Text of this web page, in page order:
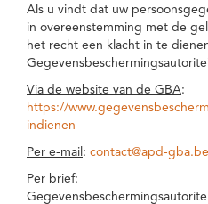
Als u vindt dat uw
in overeenstemming met de
het recht een klacht in te
Via de website van de GBA:
https://
indienen
Per e-mail : contact@apd-gba.be
Per brief: